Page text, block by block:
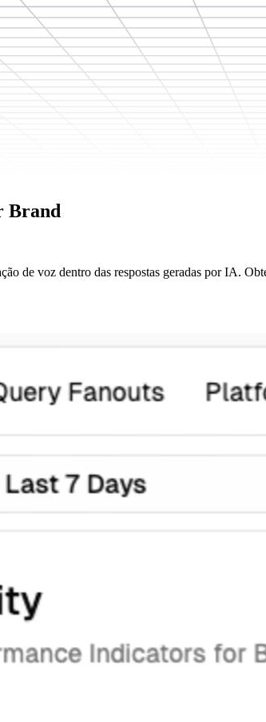
Brand
de voz dentro das respostas geradas por IA.